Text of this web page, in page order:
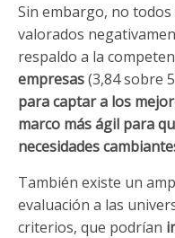
Sin embargo, no
valorados
respaldo a la
empresas(3,84 sobre
para captar a los
marco más ágil para
necesidades
También existe un
evaluación a las
criterios, que podrían